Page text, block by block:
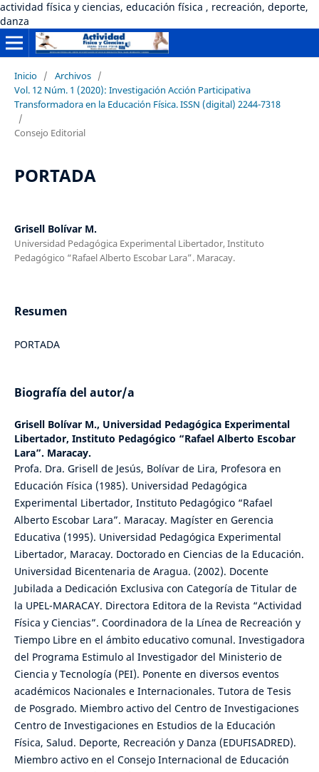
actividad física y ciencias, educación física , recreación, deporte,
danza
Inicio / Archivos /
Vol. 12 Núm. 1 (2020): Investigación Acción Participativa
Transformadora en la Educación Física. ISSN (digital) 2244-7318
/
Consejo Editorial
PORTADA
Grisell Bolívar M.
Universidad Pedagógica Experimental Libertador, Instituto
Pedagógico “Rafael Alberto Escobar Lara”. Maracay.
Resumen
PORTADA
Biografía del autor/a
Grisell Bolívar M., Universidad Pedagógica Experimental
Libertador, Instituto Pedagógico “Rafael Alberto Escobar
Lara”. Maracay.
Profa. Dra. Grisell de Jesús, Bolívar de Lira, Profesora en
Educación Física (1985). Universidad Pedagógica
Experimental Libertador, Instituto Pedagógico “Rafael
Alberto Escobar Lara”. Maracay. Magíster en Gerencia
Educativa (1995). Universidad Pedagógica Experimental
Libertador, Maracay. Doctorado en Ciencias de la Educación.
Universidad Bicentenaria de Aragua. (2002). Docente
Jubilada a Dedicación Exclusiva con Categoría de Titular de
la UPEL-MARACAY. Directora Editora de la Revista “Actividad
Física y Ciencias”. Coordinadora de la Línea de Recreación y
Tiempo Libre en el ámbito educativo comunal. Investigadora
del Programa Estimulo al Investigador del Ministerio de
Ciencia y Tecnología (PEI). Ponente en diversos eventos
académicos Nacionales e Internacionales. Tutora de Tesis
de Posgrado. Miembro activo del Centro de Investigaciones
Centro de Investigaciones en Estudios de la Educación
Física, Salud. Deporte, Recreación y Danza (EDUFISADRED).
Miembro activo en el Consejo Internacional de Educación